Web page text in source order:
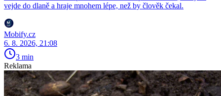
vejde do dlaně a hraje mnohem lépe, než by člověk čekal.
Mobify.cz
6. 8. 2026, 21:08
3 min
Reklama